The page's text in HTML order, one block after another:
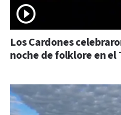
Los Cardones
noche de folklore en el